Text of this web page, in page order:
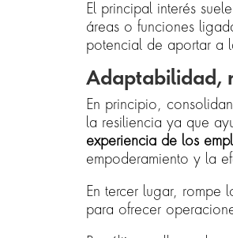
El principal interés
áreas o funciones
potencial de aportar a
Adaptabilidad,
En principio,
la resiliencia ya que
experiencia de los
empoderamiento y la
En tercer lugar, rompe
para ofrecer